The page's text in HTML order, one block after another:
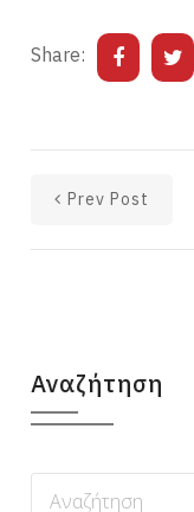
Share:
Prev Post
Αναζήτηση